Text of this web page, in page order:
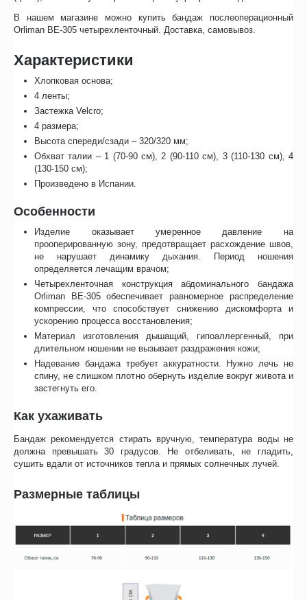
В нашем магазине можно купить бандаж послеоперационный
Orliman BE-305 четырехленточный. Доставка, самовывоз.
Характеристики
Хлопковая основа;
4 ленты;
Застежка Velcro;
4 размера;
Высота спереди/сзади – 320/320 мм;
Обхват талии – 1 (70-90 см), 2 (90-110 см), 3 (110-130 см), 4
(130-150 см);
Произведено в Испании.
Особенности
Изделие оказывает умеренное давление на
прооперированную зону, предотвращает расхождение швов,
не нарушает динамику дыхания. Период ношения
определяется лечащим врачом;
Четырехленточная конструкция абдоминального бандажа
Orliman BE-305 обеспечивает равномерное распределение
компрессии, что способствует снижению дискомфорта и
ускорению процесса восстановления;
Материал изготовления дышащий, гипоаллергенный, при
длительном ношении не вызывает раздражения кожи;
Надевание бандажа требует аккуратности. Нужно лечь не
спину, не слишком плотно обернуть изделие вокруг живота и
застегнуть его.
Как ухаживать
Бандаж рекомендуется стирать вручную, температура воды не
должна превышать 30 градусов. Не отбеливать, не гладить,
сушить вдали от источников тепла и прямых солнечных лучей.
Размерные таблицы